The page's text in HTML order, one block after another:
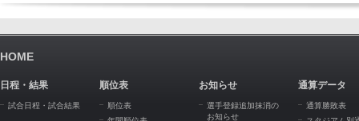
HOME
日程・結果
試合日程・試合結果
順位表
順位表
お知らせ
選手登録追加抹消の
お知らせ
通算データ
通算勝敗表